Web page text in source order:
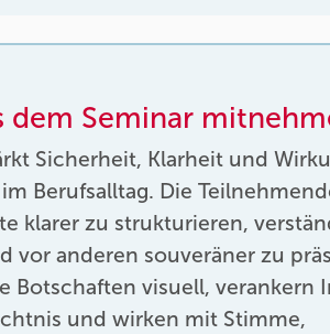
dem Seminar
Sicherheit, Klarheit und
Berufsalltag. Die
klarer zu strukturieren,
vor anderen souveräner zu
Botschaften visuell, verankern
und wirken mit Stimme,